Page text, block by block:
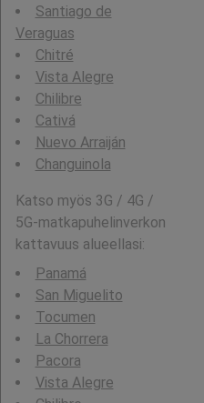
Santiago de
Veraguas
Chitré
Vista Alegre
Chilibre
Cativá
Nuevo Arraiján
Changuinola
Katso myös 3G / 4G /
5G-matkapuhelinverkon
kattavuus alueellasi:
Panamá
San Miguelito
Tocumen
La Chorrera
Pacora
Vista Alegre